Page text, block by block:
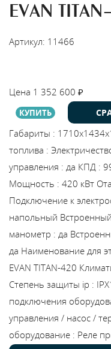
EVAN
Артикул: 11466
Цена 1 352 600 ₽
КУПИТЬ
Габариты :
топлива :
управления : да КПД :
Мощность : 420 кВт
Подключение к
напольный
манометр : да
да Наименование для
EVAN TITAN-420
Степень защиты ip :
подключения
управления / насос /
оборудование : Реле